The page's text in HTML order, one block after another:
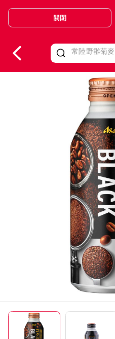
Valid Until 30 June 2026
關閉